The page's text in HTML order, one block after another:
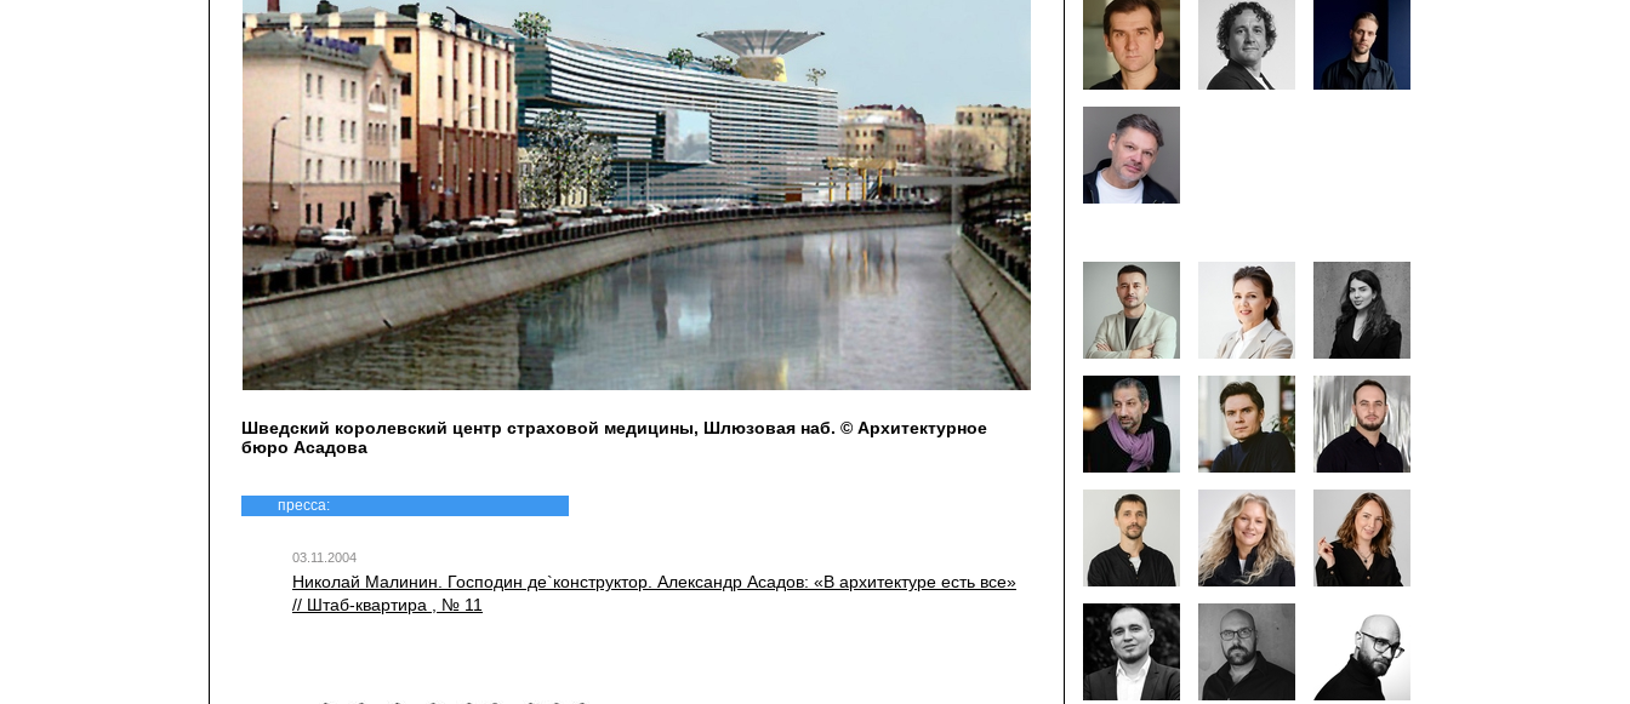
Шведский королевский центр страховой медицины, Шлюзовая наб. © Архитектурное
бюро Асадова
пресса:
03.11.2004
Николай Малинин. Господин де`конструктор. Александр Асадов: «В архитектуре есть все»
// Штаб-квартира , № 11